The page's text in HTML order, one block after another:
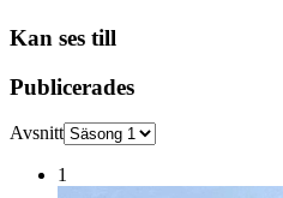
Kan ses till
Publicerades
Avsnitt
1